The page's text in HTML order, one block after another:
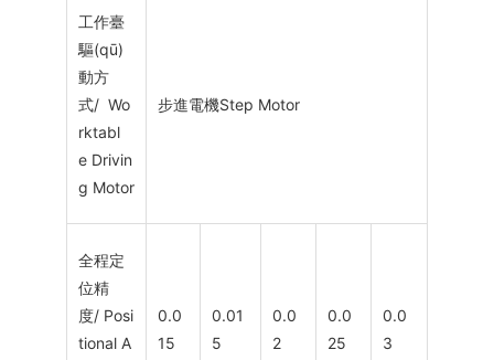
工作臺
驅(qū)
動方
式/ Wo
rktabl
e Drivin
g Motor
步進電機Step Motor
全程定
位精
度/ Posi
tional A
0.0
15
0.01
5
0.0
2
0.0
25
0.0
3